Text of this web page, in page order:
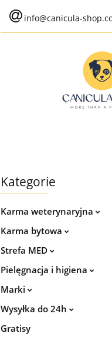
info@canicula-
Kategorie
Karma weterynaryjna
Karma bytowa
Strefa MED
Pielęgnacja i higiena
Marki
Wysyłka do 24h
Gratisy